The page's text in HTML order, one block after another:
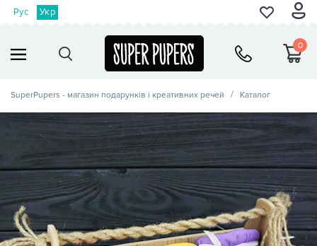
Рус Укр
0
SuperPupers - магазин подарунків і креативних речей Каталог